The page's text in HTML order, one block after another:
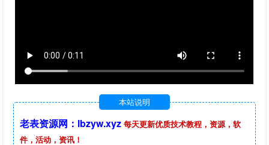
本站说明
老表资源网：lbzyw.xyz 每天更新优质技术教程，资源，软
件，活动，资讯！